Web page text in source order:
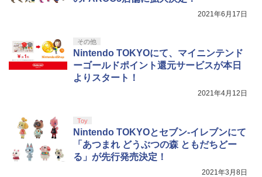
巾着＋メーカー特典:【坤と離】二振りの
剣、十翼より来たる！スタジオ描き下ろ
￥9,900
2021年6月17日
その他
Nintendo TOKYOにて、マイニンテンド
ーゴールドポイント還元サービスが本日
よりスタート！
2021年4月12日
Toy
Nintendo TOKYOとセブン-イレブンにて
「あつまれ どうぶつの森 ともだちどー
る」が先行発売決定！
2021年3月8日